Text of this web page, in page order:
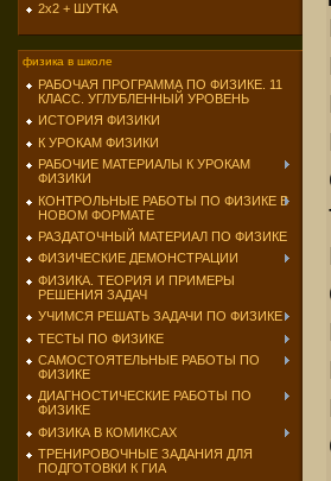
2х2 + ШУТКА
физика в школе
РАБОЧАЯ ПРОГРАММА ПО ФИЗИКЕ. 11
КЛАСС. УГЛУБЛЕННЫЙ УРОВЕНЬ
ИСТОРИЯ ФИЗИКИ
К УРОКАМ ФИЗИКИ
РАБОЧИЕ МАТЕРИАЛЫ К УРОКАМ
ФИЗИКИ
КОНТРОЛЬНЫЕ РАБОТЫ ПО ФИЗИКЕ В
НОВОМ ФОРМАТЕ
РАЗДАТОЧНЫЙ МАТЕРИАЛ ПО ФИЗИКЕ
ФИЗИЧЕСКИЕ ДЕМОНСТРАЦИИ
ФИЗИКА. ТЕОРИЯ И ПРИМЕРЫ
РЕШЕНИЯ ЗАДАЧ
УЧИМСЯ РЕШАТЬ ЗАДАЧИ ПО ФИЗИКЕ
ТЕСТЫ ПО ФИЗИКЕ
САМОСТОЯТЕЛЬНЫЕ РАБОТЫ ПО
ФИЗИКЕ
ДИАГНОСТИЧЕСКИЕ РАБОТЫ ПО
ФИЗИКЕ
ФИЗИКА В КОМИКСАХ
ТРЕНИРОВОЧНЫЕ ЗАДАНИЯ ДЛЯ
ПОДГОТОВКИ К ГИА